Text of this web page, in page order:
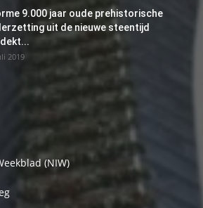
9.000 jaar oude prehistorische
uit de nieuwe steentijd
2019
(NIW)